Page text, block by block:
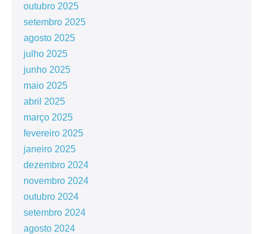
outubro 2025
setembro 2025
agosto 2025
julho 2025
junho 2025
maio 2025
abril 2025
março 2025
fevereiro 2025
janeiro 2025
dezembro 2024
novembro 2024
outubro 2024
setembro 2024
agosto 2024